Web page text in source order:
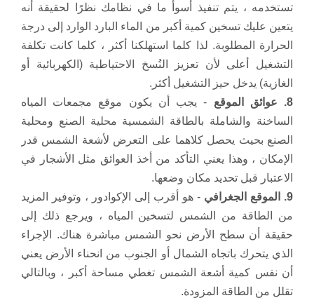
تستخدمه ، يتم تنفيذ أسوأ ما في نظامك نظرًا لحقيقة أنه
يتعين عليك تسخين كمية أكبر من الماء البارد الوارد إلى درجة
الحرارة المطلوبة. لذا كلما استهلكنا أكثر ، كلما كانت تكلفة
التشغيل أعلى لأن تعزيز النُسخ الاحتياطية (الكهربائية أو
الغازية) يدخل حيز التشغيل أكثر.
8. عوائق الموقع
- يجب أن يكون موقع مجمعات المياه
الساخنة والشاملة بالطاقة الشمسية محلية الصنع ومحلية
الصنع بحيث يحصل كلاهما على التعرض لأشعة الشمس قدر
الإمكان ، وهذا يعني التأكد من أخذ العوائق مثل الأشجار في
الاعتبار قبل تحديد مكان وضعها.
9. الموقع الجغرافي
- هو أقرب إلى الإكوادور ، وتوفير المزيد
من الطاقة من الشمس لتسخين المياه ، ويرجع ذلك إلى
حقيقة أن سطح الأرض نحو الشمس مباشرة هناك.
الإجراء
الذي يتحرك باتجاه الشمال أو الجنوب من انحناء الأرض يعني
أن نفس كمية أشعة الشمس تغطي مساحة أكبر ، وبالتالي
تقلل من الطاقة المزودة.